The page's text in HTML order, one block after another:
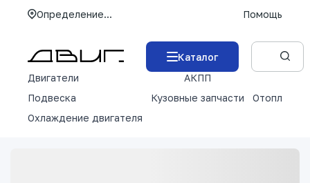
Определение... Помощь
Каталог
Двигатели
АКПП
Подвеска
Кузовные запчасти
Отопление
Охлаждение двигателя